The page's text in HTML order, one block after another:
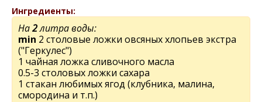
Ингредиенты:
На2литра воды:
min 2 столовые ложки овсяных хлопьев экстра
("Геркулес")
1 чайная ложка сливочного масла
0.5-3 столовых ложки сахара
1 стакан любимых ягод (клубника, малина,
смородина и т.п.)